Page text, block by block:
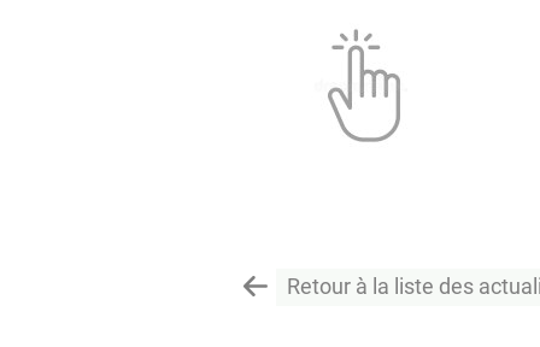
Retour à la liste des